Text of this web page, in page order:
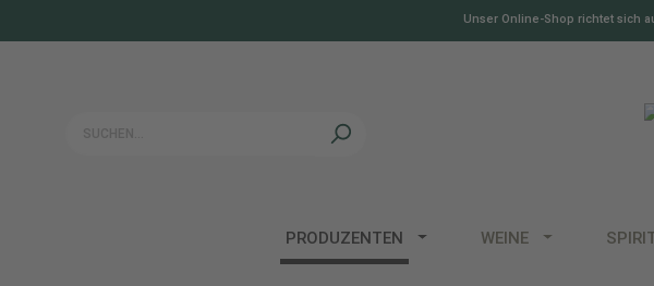
Unser Online-Shop richtet sich
PRODUZENTEN WEINE